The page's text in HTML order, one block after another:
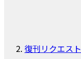
復刊リクエスト